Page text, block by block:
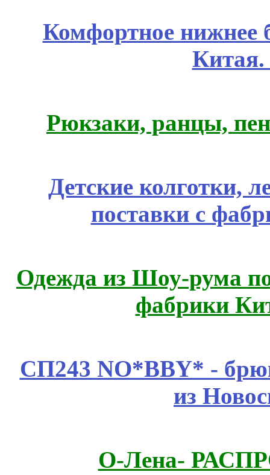
Комфортное нижнее
Рюкзаки, ранцы,
Детские колготки,
поставки с
Одежда из Шоу-рума
фабрики
СП243 NO*BBY* -
из
О-Лена-